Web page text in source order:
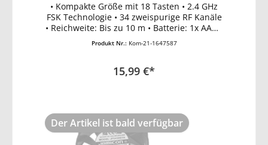
• Kompakte Größe mit 18 Tasten • 2.4 GHz
FSK Technologie • 34 zweispurige RF Kanäle
• Reichweite: Bis zu 10 m • Batterie: 1x AAA •
RF Bandbreite: 2 MHz •
Systemanforderungen: Windows
Produkt Nr.: Kom-21-1647587
15,99 €*
In den Warenkorb
Der Artikel ist bald verfügbar